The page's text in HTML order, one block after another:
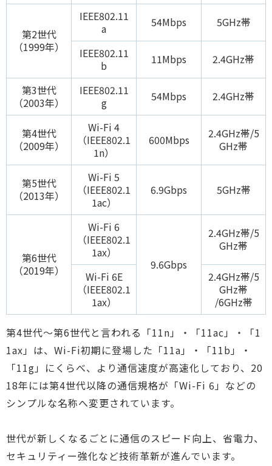
第2世代
（1999年）
IEEE802.11
a
54Mbps 5GHz帯
IEEE802.11
b
11Mbps 2.4GHz帯
第3世代
（2003年）
IEEE802.11
g
54Mbps 2.4GHz帯
第4世代
（2009年）
Wi-Fi 4
（IEEE802.1
1n）
600Mbps
2.4GHz帯/5
GHz帯
第5世代
（2013年）
Wi-Fi 5
（IEEE802.1
1ac）
6.9Gbps 5GHz帯
第6世代
（2019年）
Wi-Fi 6
（IEEE802.1
1ax）
9.6Gbps
2.4GHz帯/5
GHz帯
Wi-Fi 6E
（IEEE802.1
1ax）
2.4GHz帯/5
GHz帯
/6GHz帯
第4世代～第6世代と言われる「11n」・「11ac」・「1
1ax」は、Wi-Fi初期に登場した「11a」・「11b」・
「11g」にくらべ、より通信速度が高速化しており、20
18年には第4世代以降の通信規格が「Wi-Fi 6」などの
シンプルな名称へ変更されています。
世代が新しくなるごとに通信のスピード向上、省電力、
セキュリティー強化など技術革新が進んでいます。